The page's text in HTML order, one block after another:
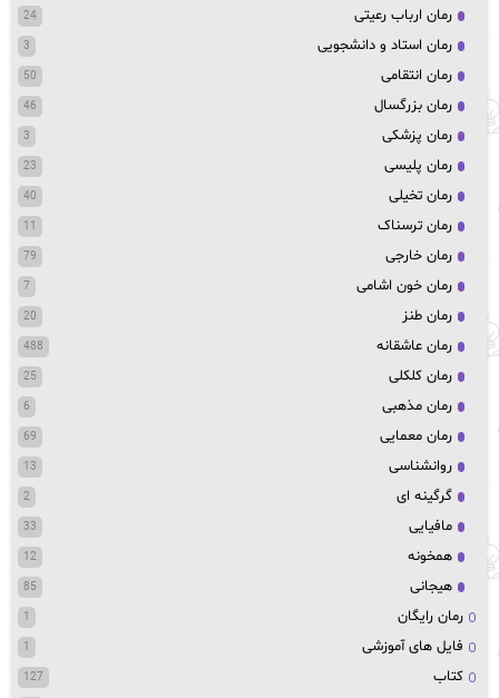
رمان ارباب رعیتی 24
رمان استاد و دانشجویی 3
رمان انتقامی 50
رمان بزرگسال 46
رمان پزشکی 3
رمان پلیسی 23
رمان تخیلی 40
رمان ترسناک 11
رمان خارجی 79
رمان خون اشامی 7
رمان طنز 20
رمان عاشقانه 488
رمان کلکلی 25
رمان مذهبی 6
رمان معمایی 69
روانشناسی 13
گرگینه ای 2
مافیایی 33
همخونه 12
هیجانی 85
رمان رایگان 1
فایل های آموزشی 1
کتاب 127